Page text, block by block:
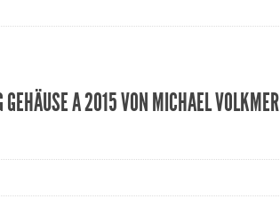
GEHÄUSE A 2015 VON MICHAEL VOLKMER